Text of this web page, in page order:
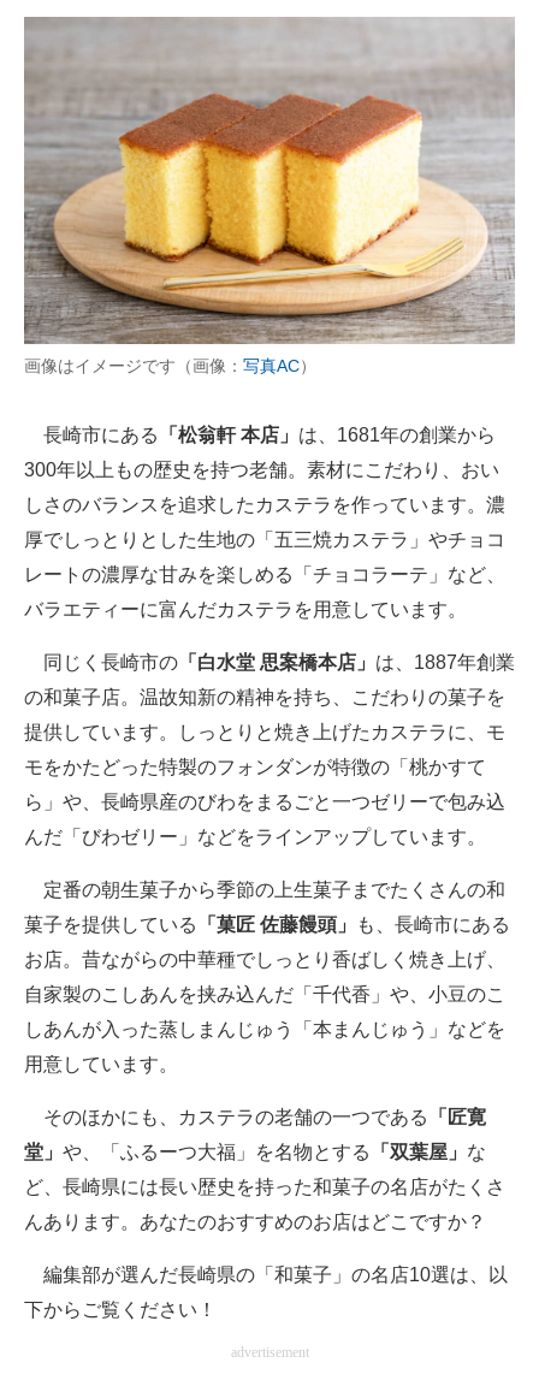
画像はイメージです（画像： 写真AC）
長崎市にある 「松翁軒 本店」 は、1681年の創業から
300年以上もの歴史を持つ老舗。素材にこだわり、おい
しさのバランスを追求したカステラを作っています。濃
厚でしっとりとした生地の「五三焼カステラ」やチョコ
レートの濃厚な甘みを楽しめる「チョコラーテ」など、
バラエティーに富んだカステラを用意しています。
同じく長崎市の 「白水堂 思案橋本店」 は、1887年創業
の和菓子店。温故知新の精神を持ち、こだわりの菓子を
提供しています。しっとりと焼き上げたカステラに、モ
モをかたどった特製のフォンダンが特徴の「桃かすて
ら」や、長崎県産のびわをまるごと一つゼリーで包み込
んだ「びわゼリー」などをラインアップしています。
定番の朝生菓子から季節の上生菓子までたくさんの和
菓子を提供している
「菓匠 佐藤饅頭」
も、長崎市にある
お店。昔ながらの中華種でしっとり香ばしく焼き上げ、
自家製のこしあんを挟み込んだ「千代香」や、小豆のこ
しあんが入った蒸しまんじゅう「本まんじゅう」などを
用意しています。
そのほかにも、カステラの老舗の一つである
「匠寛
堂」 や、「ふるーつ大福」を名物とする 「双葉屋」 な
ど、長崎県には長い歴史を持った和菓子の名店がたくさ
んあります。あなたのおすすめのお店はどこですか？
編集部が選んだ長崎県の「和菓子」の名店10選は、以
下からご覧ください！
advertisement